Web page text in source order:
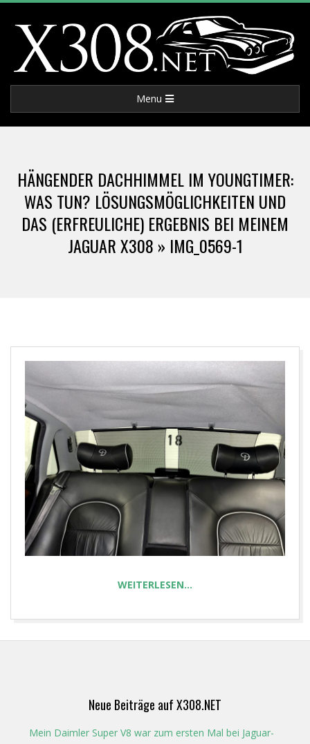
content
X
3
0
8
T
Navigation
Menu
HÄNGENDER DACHHIMMEL IM YOUNGTIMER:
WAS TUN? LÖSUNGSMÖGLICHKEITEN UND
DAS (ERFREULICHE) ERGEBNIS BEI MEINEM
JAGUAR X308 » IMG_0569-1
WEITERLESEN…
Neue Beiträge auf X308.NET
Mein Daimler Super V8 war zum ersten Mal bei Jaguar-